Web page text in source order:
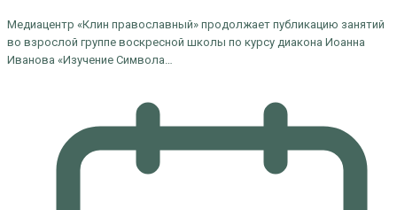
Медиацентр «Клин православный» продолжает публикацию занятий
во взрослой группе воскресной школы по курсу диакона Иоанна
Иванова «Изучение Символа…